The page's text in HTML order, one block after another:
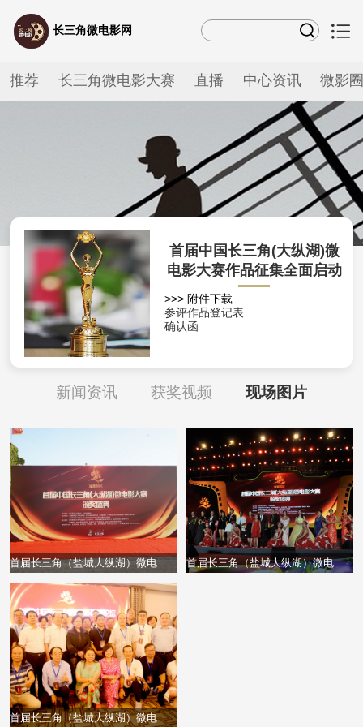
长三角微电影网
推荐 长三角微电影大赛 直播 中心资讯 微影
首届中国长三角(大纵湖)微
电影大赛作品征集全面启动
>>> 附件下载
参评作品登记表
确认函
新闻资讯 获奖视频 现场图片
首届长三角（盐城大纵湖）微电影大赛走红毯 首届长三角（盐城大纵湖）微电影大赛颁奖盛典
首届长三角（盐城大纵湖）微电影大赛高峰论坛